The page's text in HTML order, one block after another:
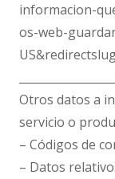
informacion-
os-web-
Otros datos a
servicio o
– Códigos de
– Datos